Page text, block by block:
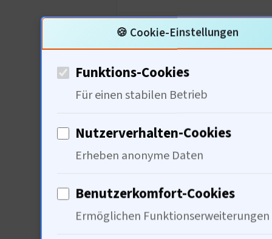
Stefanie
Position:
📊 Geschriebene Texte:
E-Mail:
🍪 Cookie-Einstellungen
Funktions-Cookies
Für einen stabilen Betrieb
Nutzerverhalten-Cookies
Erheben anonyme Daten
Benutzerkomfort-Cookies
Ermöglichen Funktionserweiterungen